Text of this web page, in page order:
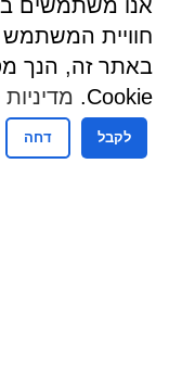
ביקור
קרא
חוויית
באתר זה, הנך
Cookie.
לקבל דחה